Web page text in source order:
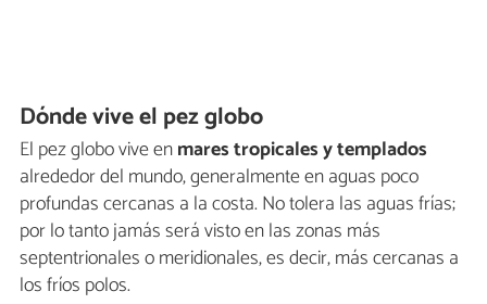
Dónde vive el pez globo
El pez globo vive enmares tropicales y templados
alrededor del mundo, generalmente en aguas poco
profundas cercanas a la costa. No tolera las aguas frías;
por lo tanto jamás será visto en las zonas más
septentrionales o meridionales, es decir, más cercanas a
los fríos polos.